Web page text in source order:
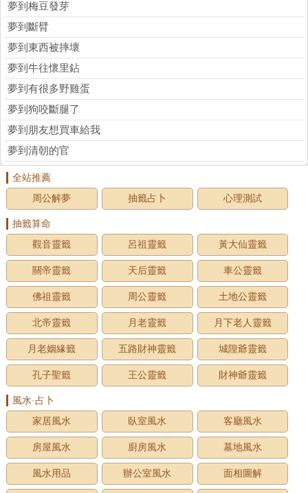
夢到梅豆發芽
夢到斷臂
夢到東西被摔壞
夢到牛往懷里鉆
夢到有很多野雞蛋
夢到狗咬斷腿了
夢到朋友想買車給我
夢到清朝的官
全站推薦
周公解夢
抽籤占卜 心理測試
抽籤算命
觀音靈籤
呂祖靈籤 黃大仙靈籤
關帝靈籤 天后靈籤 車公靈籤
佛祖靈籤 周公靈籤 土地公靈籤
北帝靈籤 月老靈籤 月下老人靈籤
月老姻緣籤 五路財神靈籤 城隍爺靈籤
孔子聖籤 王公靈籤 財神爺靈籤
風水·占卜
家居風水
臥室風水 客廳風水
房屋風水 廚房風水 墓地風水
風水用品 辦公室風水 面相圖解